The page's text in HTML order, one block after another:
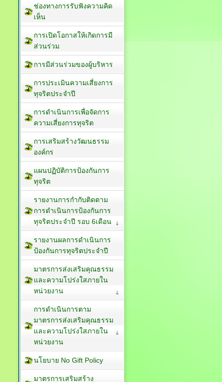
ช่องทางการรับฟังความคิด
เห็น
การเปิดโอกาสให้เกิดการมี
ส่วนร่วม
การมีส่วนร่วมของผู้บริหาร
การประเมินความเสี่ยงการ
ทุจริตประจำปี
การดำเนินการเพื่อจัดการ
ความเสี่ยงการทุจริต
การเสริมสร้างวัฒนธรรม
องค์กร
แผนปฏิบัติการป้องกันการ
ทุจริต
รายงานการกำกับติดตาม
การดำเนินการป้องกันการ
ทุจริตประจำปี รอบ 6เดือน
รายงานผลการดำเนินการ
ป้องกันการทุจริตประจำปี
มาตรการส่งเสริมคุณธรรม
และความโปร่งใสภายใน
หน่วยงาน
การดำเนินการตาม
มาตรการส่งเสริมคุณธรรม
และความโปร่งใสภายใน
หน่วยงาน
นโยบาย No Gift Policy
มาตรการเสริมสร้าง